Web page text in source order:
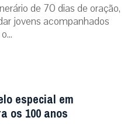
de 70 dias de oração,
jovens acompanhados
especial em
os 100 anos